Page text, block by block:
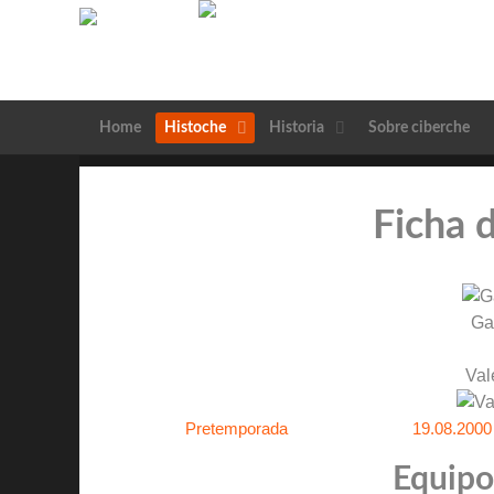
Home Histoche Historia Sobre ciberche
Ficha
Pretemporada 19.08.2000